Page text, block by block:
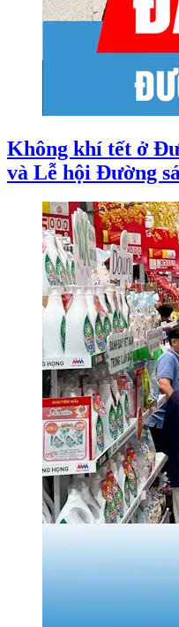
Không khí tết ở
và Lễ hội Đường